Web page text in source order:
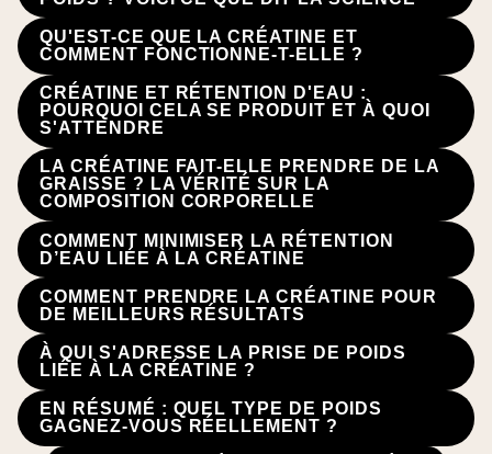
QU'EST-CE QUE LA CRÉATINE ET
COMMENT FONCTIONNE-T-ELLE ?
CRÉATINE ET RÉTENTION D'EAU :
POURQUOI CELA SE PRODUIT ET À QUOI
S'ATTENDRE
LA CRÉATINE FAIT-ELLE PRENDRE DE LA
GRAISSE ? LA VÉRITÉ SUR LA
COMPOSITION CORPORELLE
COMMENT MINIMISER LA RÉTENTION
D’EAU LIÉE À LA CRÉATINE
COMMENT PRENDRE LA CRÉATINE POUR
DE MEILLEURS RÉSULTATS
À QUI S'ADRESSE LA PRISE DE POIDS
LIÉE À LA CRÉATINE ?
EN RÉSUMÉ : QUEL TYPE DE POIDS
GAGNEZ-VOUS RÉELLEMENT ?